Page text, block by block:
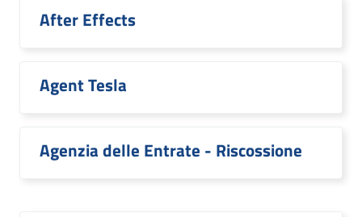
After Effects
Agent Tesla
Agenzia delle Entrate - Riscossione